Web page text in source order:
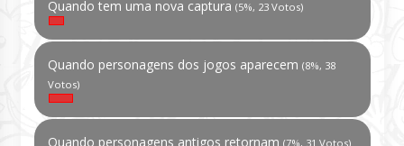
Quando tem uma nova captura (5%, 23 Votos)
Quando personagens dos jogos aparecem (8%, 38
Votos)
Quando personagens antigos retornam (7%, 31 Votos)